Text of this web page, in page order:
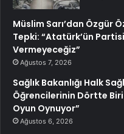
Müslim Sarı’dan Özgür
Tepki: “Atatürk’ün
Vermeyeceğiz”
Ağustos 7, 2026
Sağlık Bakanlığı Halk
Öğrencilerinin Dörtte
Oyun Oynuyor”
Ağustos 6, 2026